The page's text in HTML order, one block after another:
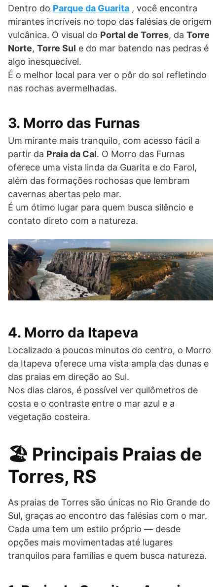
Dentro do Parque da Guarita , você encontra
mirantes incríveis no topo das falésias de origem
vulcânica. O visual do Portal de Torres, da Torre
Norte, Torre Sul e do mar batendo nas pedras é
algo inesquecível.
É o melhor local para ver o pôr do sol refletindo
nas rochas avermelhadas.
3. Morro das Furnas
Um mirante mais tranquilo, com acesso fácil a
partir da Praia da Cal. O Morro das Furnas
oferece uma vista linda da Guarita e do Farol,
além das formações rochosas que lembram
cavernas abertas pelo mar.
É um ótimo lugar para quem busca silêncio e
contato direto com a natureza.
4. Morro da Itapeva
Localizado a poucos minutos do centro, o Morro
da Itapeva oferece uma vista ampla das dunas e
das praias em direção ao Sul.
Nos dias claros, é possível ver quilômetros de
costa e o contraste entre o mar azul e a
vegetação costeira.
🏖️ Principais Praias de
Torres, RS
As praias de Torres são únicas no Rio Grande do
Sul, graças ao encontro das falésias com o mar.
Cada uma tem um estilo próprio — desde
opções mais movimentadas até lugares
tranquilos para famílias e quem busca natureza.